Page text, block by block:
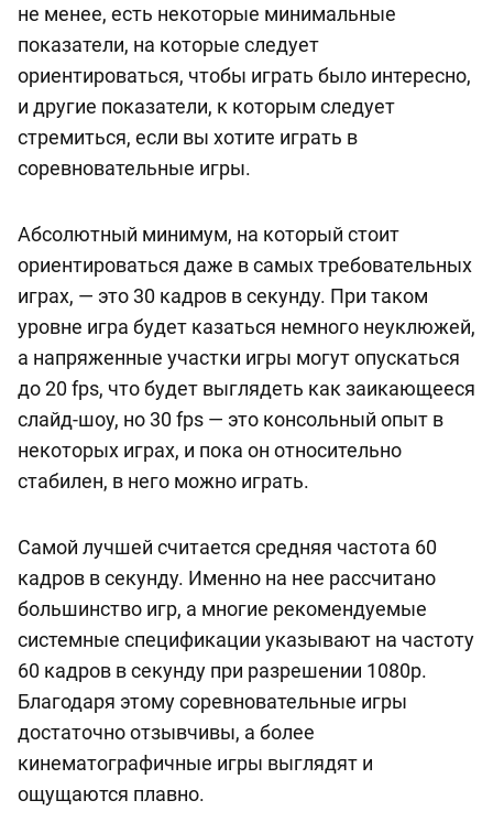
не менее, есть некоторые минимальные
показатели, на которые следует
ориентироваться, чтобы играть было интересно,
и другие показатели, к которым следует
стремиться, если вы хотите играть в
соревновательные игры.
Абсолютный минимум, на который стоит
ориентироваться даже в самых требовательных
играх, — это 30 кадров в секунду. При таком
уровне игра будет казаться немного неуклюжей,
а напряженные участки игры могут опускаться
до 20 fps, что будет выглядеть как заикающееся
слайд-шоу, но 30 fps — это консольный опыт в
некоторых играх, и пока он относительно
стабилен, в него можно играть.
Самой лучшей считается средняя частота 60
кадров в секунду. Именно на нее рассчитано
большинство игр, а многие рекомендуемые
системные спецификации указывают на частоту
60 кадров в секунду при разрешении 1080p.
Благодаря этому соревновательные игры
достаточно отзывчивы, а более
кинематографичные игры выглядят и
ощущаются плавно.